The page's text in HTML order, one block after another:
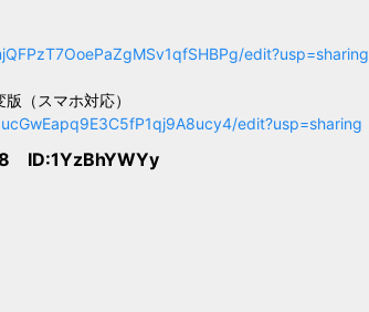
edit?usp=sharing
（スマホ対応）
edit?usp=sharing
ID:1YzBhYWYy